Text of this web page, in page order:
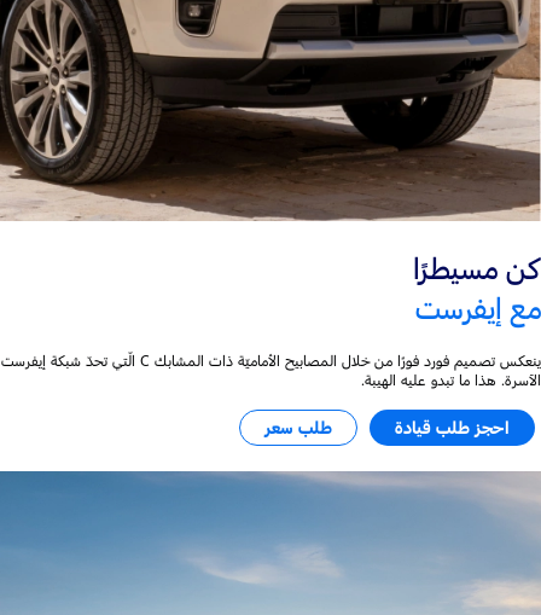
كن مسيطرًا
مع إيفرست
ينعكس تصميم فورد فورًا من خلال المصابيح الأماميّة ذات المشابك C الّتي تحدّ شبكة إيفرست
الآسرة. هذا ما تبدو عليه الهيبة.
احجز طلب قيادة طلب سعر